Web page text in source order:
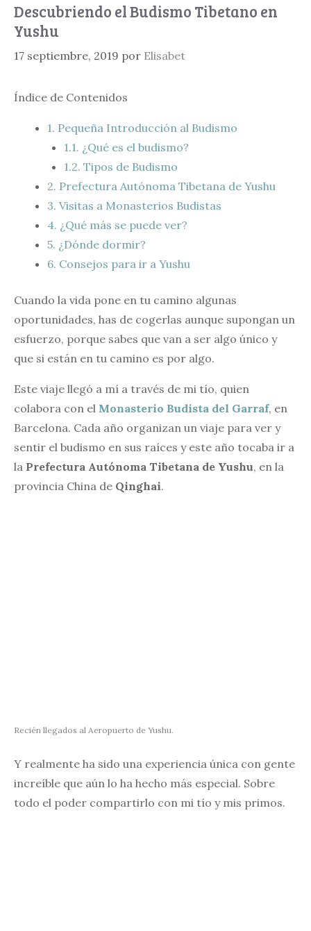
Descubriendo el Budismo Tibetano en
Yushu
17 septiembre, 2019 por Elisabet
Índice de Contenidos
1. Pequeña Introducción al Budismo
1.1. ¿Qué es el budismo?
1.2. Tipos de Budismo
2. Prefectura Autónoma Tibetana de Yushu
3. Visitas a Monasterios Budistas
4. ¿Qué más se puede ver?
5. ¿Dónde dormir?
6. Consejos para ir a Yushu
Cuando la vida pone en tu camino algunas
oportunidades, has de cogerlas aunque supongan un
esfuerzo, porque sabes que van a ser algo único y
que si están en tu camino es por algo.
Este viaje llegó a mí a través de mi tío, quien
colabora con el Monasterio Budista del Garraf, en
Barcelona. Cada año organizan un viaje para ver y
sentir el budismo en sus raíces y este año tocaba ir a
la Prefectura Autónoma Tibetana de Yushu, en la
provincia China de Qinghai.
Recién llegados al Aeropuerto de Yushu.
Y realmente ha sido una experiencia única con gente
increíble que aún lo ha hecho más especial. Sobre
todo el poder compartirlo con mi tío y mis primos.